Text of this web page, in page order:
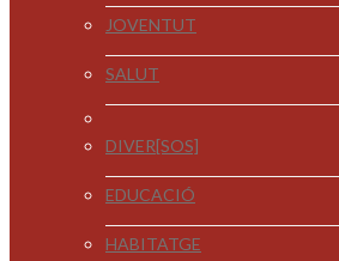
JOVENTUT
SALUT
DIVER[SOS]
EDUCACIÓ
HABITATGE